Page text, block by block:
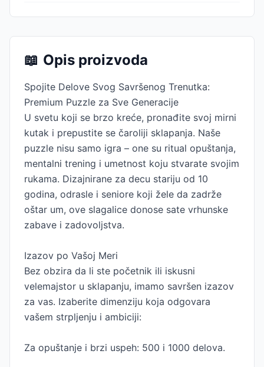
📖 Opis proizvoda
Spojite Delove Svog Savršenog Trenutka:
Premium Puzzle za Sve Generacije
U svetu koji se brzo kreće, pronađite svoj mirni
kutak i prepustite se čaroliji sklapanja. Naše
puzzle nisu samo igra – one su ritual opuštanja,
mentalni trening i umetnost koju stvarate svojim
rukama. Dizajnirane za decu stariju od 10
godina, odrasle i seniore koji žele da zadrže
oštar um, ove slagalice donose sate vrhunske
zabave i zadovoljstva.
Izazov po Vašoj Meri
Bez obzira da li ste početnik ili iskusni
velemajstor u sklapanju, imamo savršen izazov
za vas. Izaberite dimenziju koja odgovara
vašem strpljenju i ambiciji:
Za opuštanje i brzi uspeh: 500 i 1000 delova.